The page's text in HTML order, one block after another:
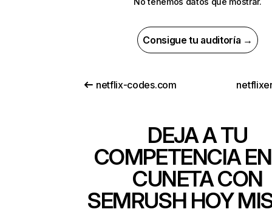
Consigue tu auditoría →
netflix-codes.com
DEJA A TU
COMPETENCIA
CUNETA CON
SEMRUSH HOY